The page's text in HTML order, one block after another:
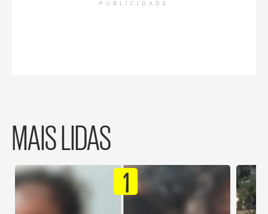
PUBLICIDADE
MAIS LIDAS
1